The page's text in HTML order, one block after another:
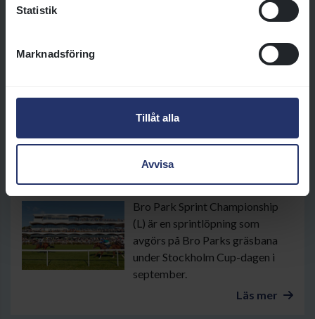
Statistik
Marknadsföring
Tillåt alla
Avvisa
Svenskt Oaks är en klassisk
på Jägersro i juli. Löpningen rids
över 2400 meter.
Bro Park Sprint Championship (L)
Bro Park Sprint Championship
(L) är en sprintlöpning som
avgörs på Bro Parks gräsbana
under Stockholm Cup-dagen i
september.
Läs mer